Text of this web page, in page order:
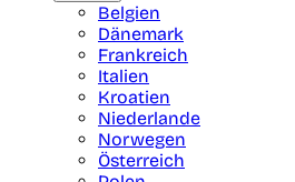
Belgien
Dänemark
Frankreich
Italien
Kroatien
Niederlande
Norwegen
Österreich